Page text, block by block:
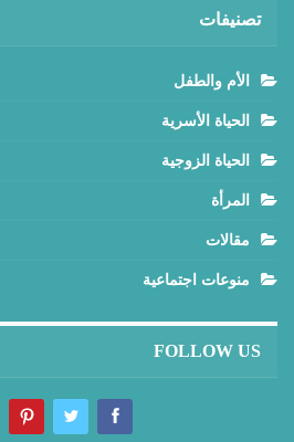
تصنيفات
الأم والطفل
الحياة الأسرية
الحياة الزوجية
المرأة
مقالات
منوعات اجتماعية
FOLLOW US